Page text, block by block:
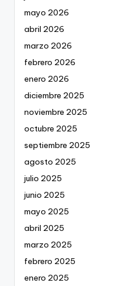
mayo 2026
abril 2026
marzo 2026
febrero 2026
enero 2026
diciembre 2025
noviembre 2025
octubre 2025
septiembre 2025
agosto 2025
julio 2025
junio 2025
mayo 2025
abril 2025
marzo 2025
febrero 2025
enero 2025